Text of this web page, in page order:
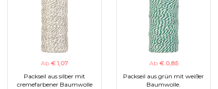
Ab € 1,07
Packseil aus silber mit
cremefarbener Baumwolle
Ab € 0,85
Packseil aus grün mit weißer
Baumwolle.